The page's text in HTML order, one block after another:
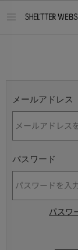
メールアドレス
パスワード
パスワ